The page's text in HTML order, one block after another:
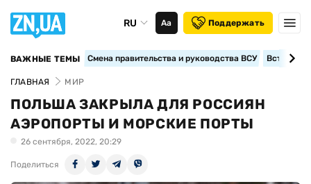
RU Аа Поддержать
ВАЖНЫЕ ТЕМЫ Смена правительства и руководства ВСУ
ГЛАВНАЯ МИР
ПОЛЬША ЗАКРЫЛА ДЛЯ РОССИЯН
АЭРОПОРТЫ И МОРСКИЕ ПОРТЫ
26 сентября, 2022, 20:29
Поделиться